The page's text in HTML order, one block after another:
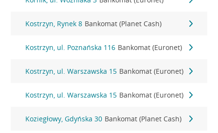
Kostrzyn, Rynek 8 Bankomat (Planet Cash)
Kostrzyn, ul. Poznańska 116 Bankomat (Euronet)
Kostrzyn, ul. Warszawska 15 Bankomat (Euronet)
Kostrzyn, ul. Warszawska 15 Bankomat (Euronet)
Koziegłowy, Gdyńska 30 Bankomat (Planet Cash)